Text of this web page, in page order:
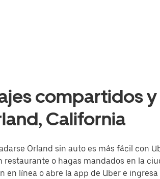
compartidos
California
Orland sin auto es más fácil con
restaurante o hagas mandados en la
en línea o abre la app de Uber e